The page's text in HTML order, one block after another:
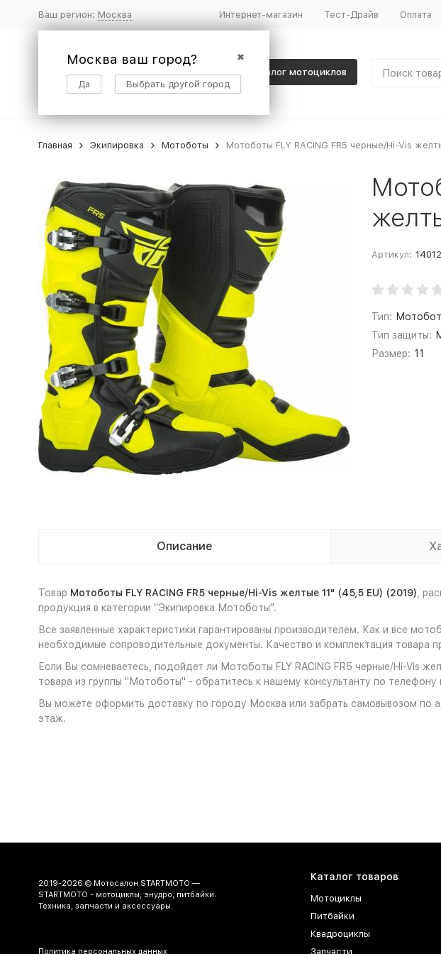
Ваш регион: Москва
✖
Москва ваш город?
Да Выбрать другой город
Интернет-магазин Тест-Драйв Оплата
Каталог мотоциклов
Главная Экипировка Мотоботы Мотоботы FLY RACING FR5 черные/Hi-Vis
Артикул:
Тип:
Тип защиты:
Размер: 11
Описание
Товар Мотоботы FLY RACING FR5 черные/Hi-Vis желтые 11" (45,5 EU) (2019) ,
продукция в категории "Экипировка Мотоботы".
Все заявленные характеристики гарантированы производителем. Как и все
необходимые сопроводительные документы. Качество и комплектация товара
Если Вы сомневаетесь, подойдет ли Мотоботы FLY RACING FR5 черные/Hi-Vis
товара из группы "Мотоботы" - обратитесь к нашему консультанту по телефону
Вы можете оформить доставку по городу Москва или забрать самовывозом
этаж.
2019-2026 © Мотосалон STARTMOTO —
STARTMOTO - мотоциклы, энудро, питбайки.
Техника, запчасти и аксессуары.
Политика персональных данных
Каталог товаров
Мотоциклы
Питбайки
Квадроциклы
Запчасти